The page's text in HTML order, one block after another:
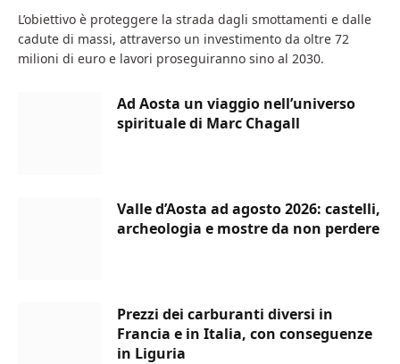
L’obiettivo è proteggere la strada dagli smottamenti e dalle
cadute di massi, attraverso un investimento da oltre 72
milioni di euro e lavori proseguiranno sino al 2030.
Ad Aosta un viaggio nell’universo
spirituale di Marc Chagall
Valle d’Aosta ad agosto 2026: castelli,
archeologia e mostre da non perdere
Prezzi dei carburanti diversi in
Francia e in Italia, con conseguenze
in Liguria